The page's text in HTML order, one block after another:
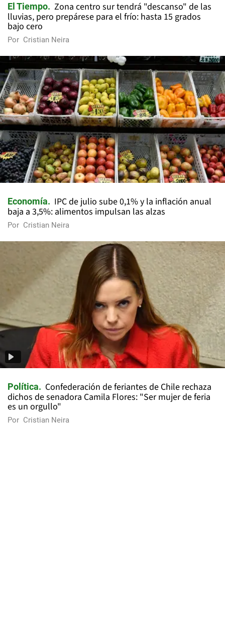
El Tiempo
Zona centro sur tendrá "descanso" de las
lluvias, pero prepárese para el frío: hasta 15 grados
bajo cero
Por Cristian Neira
Economía
IPC de julio sube 0,1% y la inflación anual
baja a 3,5%: alimentos impulsan las alzas
Por Cristian Neira
Política
Confederación de feriantes de Chile rechaza
dichos de senadora Camila Flores: "Ser mujer de feria
es un orgullo"
Por Cristian Neira